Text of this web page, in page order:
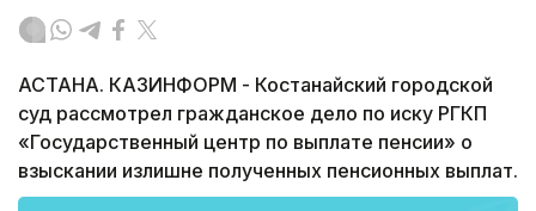
АСТАНА. КАЗИНФОРМ - Костанайский городской
суд рассмотрел гражданское дело по иску РГКП
«Государственный центр по выплате пенсии» о
взыскании излишне полученных пенсионных выплат.